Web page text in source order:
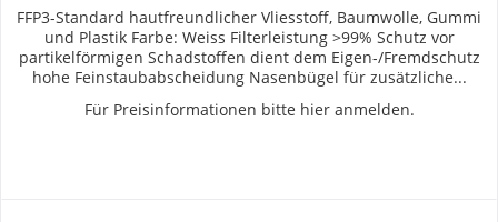
FFP3-Standard hautfreundlicher Vliesstoff, Baumwolle, Gummi
und Plastik Farbe: Weiss Filterleistung >99% Schutz vor
partikelförmigen Schadstoffen dient dem Eigen-/Fremdschutz
hohe Feinstaubabscheidung Nasenbügel für zusätzliche...
Für Preisinformationen bitte hier anmelden.